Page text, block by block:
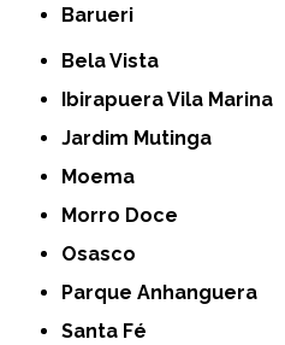
Barueri
Bela Vista
Ibirapuera Vila Marina
Jardim Mutinga
Moema
Morro Doce
Osasco
Parque Anhanguera
Santa Fé